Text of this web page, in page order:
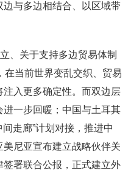
与多边相结合、以区域带
关于支持多边贸易体制
在当前世界变乱交织、贸易
入更多确定性。而双边层
一步回暖；中国与土耳其
间走廊”计划对接，推进中
尼亚宣布建立战略伙伴关
署联合公报，正式建立外